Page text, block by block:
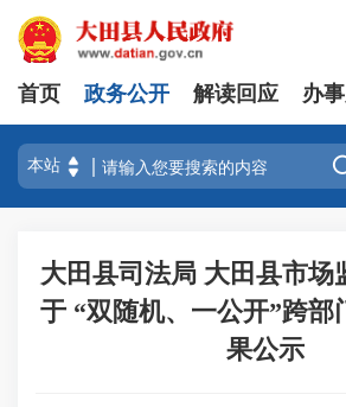
首页 政务公开 解读回应 办
大田县司法局 大田县市场
于 “双随机、一公开”跨部
果公示